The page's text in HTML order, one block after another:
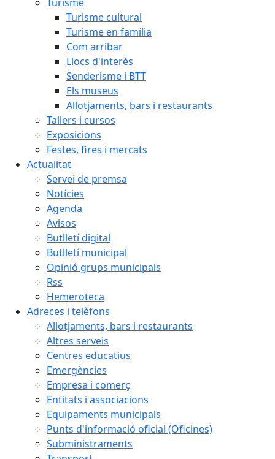
Turisme cultural
Turisme en família
Com arribar
Llocs d'interès
Senderisme i BTT
Els museus
Allotjaments, bars i restaurants
Tallers i cursos
Exposicions
Festes, fires i mercats
Actualitat
Servei de premsa
Notícies
Agenda
Avisos
Butlletí digital
Butlletí municipal
Opinió grups municipals
Rss
Hemeroteca
Adreces i telèfons
Allotjaments, bars i restaurants
Altres serveis
Centres educatius
Emergències
Empresa i comerç
Entitats i associacions
Equipaments municipals
Punts d'informació oficial (Oficines)
Subministraments